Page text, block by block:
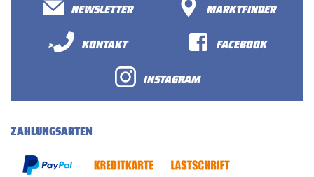
NEWSLETTER
MARKTFINDER
>
KONTAKT
FACEBOOK
INSTAGRAM
ZAHLUNGSARTEN